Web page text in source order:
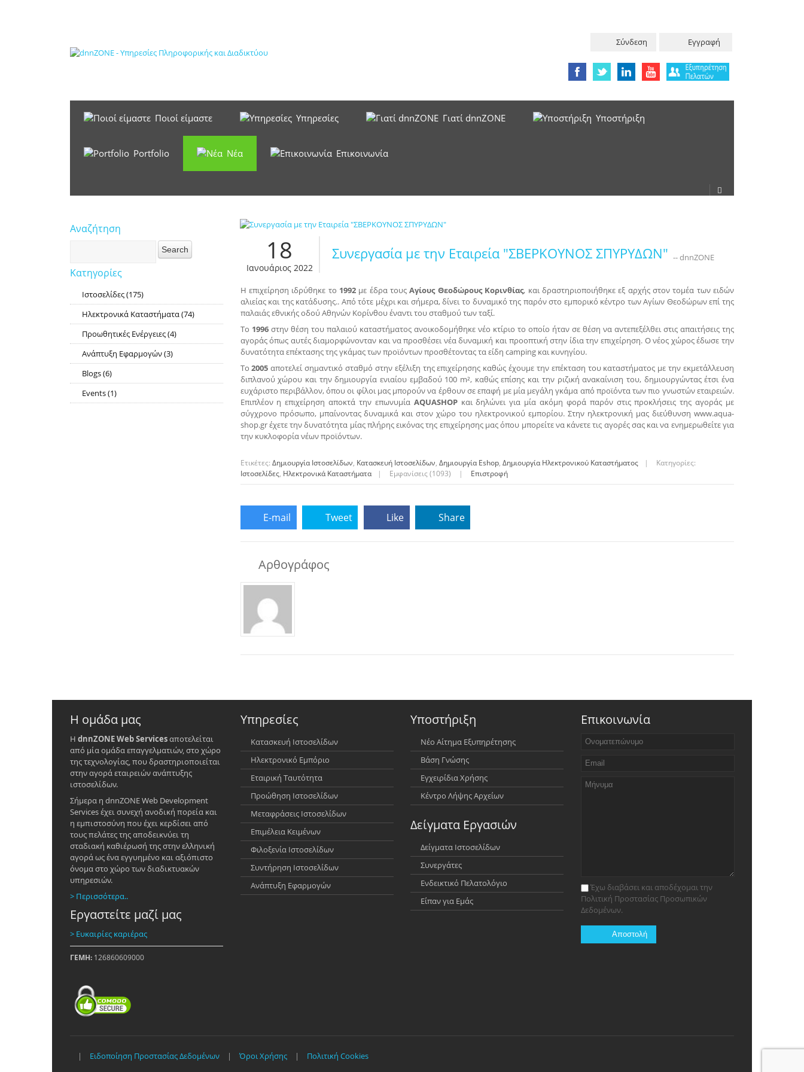
Σύνδεση Εγγραφή
Ποιοί είμαστε Υπηρεσίες Γιατί dnnZONE Υπoστήριξη
Portfolio Νέα Επικοινωνία
Αναζήτηση
Κατηγορίες
Ιστοσελίδες(175)
RSS
Ηλεκτρονικά Καταστήματα(74)
RSS
Προωθητικές Ενέργειες(4)
RSS
Ανάπτυξη Εφαρμογών(3)
Blogs(6)
Events(1)
18
Ιανουάριος 2022
Συνεργασία με την Εταιρεία "ΣΒΕΡΚΟΥΝΟΣ ΣΠΥΡΥΔΩΝ" -- dnnZONE
Η επιχείρηση ιδρύθηκε το 1992 με έδρα τουςΑγίους Θεοδώρους Κορινθίας, και δραστηριοποιήθηκε εξ αρχής στον τομέα των ειδών
αλιείας και της κατάδυσης.. Από τότε μέχρι και σήμερα, δίνει το δυναμικό της παρόν στο εμπορικό κέντρο των Αγίων Θεοδώρων επί της
παλαιάς εθνικής οδού Αθηνών Κορίνθου έναντι του σταθμού των ταξί.
Το 1996 στην θέση του παλαιού καταστήματος ανοικοδομήθηκε νέο κτίριο το οποίο ήταν σε θέση να αντεπεξέλθει στις απαιτήσεις της
αγοράς όπως αυτές διαμορφώνονταν και να προσθέσει νέα δυναμική και προοπτική στην ίδια την επιχείρηση. Ο νέος χώρος έδωσε την
δυνατότητα επέκτασης της γκάμας των προϊόντων προσθέτοντας τα είδη camping και κυνηγίου.
Το2005αποτελεί σημαντικό σταθμό στην εξέλιξη της επιχείρησης καθώς έχουμε την επέκταση του καταστήματος με την εκμετάλλευση
διπλανού χώρου και την δημιουργία ενιαίου εμβαδού 100 m², καθώς επίσης και την ριζική ανακαίνιση του, δημιουργώντας έτσι ένα
ευχάριστο περιβάλλον, όπου οι φίλοι μας μπορούν να έρθουν σε επαφή με μία μεγάλη γκάμα από προϊόντα των πιο γνωστών εταιρειών.
Επιπλέον η επιχείρηση αποκτά την επωνυμία AQUASHOP και δηλώνει για μία ακόμη φορά παρόν στις προκλήσεις της αγοράς με
σύγχρονο πρόσωπο, μπαίνοντας δυναμικά και στον χώρο του ηλεκτρονικού εμπορίου. Στην ηλεκτρονική μας διεύθυνση www.aqua-
shop.gr έχετε την δυνατότητα μίας πλήρης εικόνας της επιχείρησης μας όπου μπορείτε να κάνετε τις αγορές σας και να ενημερωθείτε για
την κυκλοφορία νέων προϊόντων.
Ετικέτες: Δημιουργία Ιστοσελίδων, Κατασκευή Ιστοσελίδων, Δημιουργία Eshop, Δημιουργία Ηλεκτρονικού Καταστήματος |
Κατηγορίες:
Ιστοσελίδες, Ηλεκτρονικά Καταστήματα | Εμφανίσεις (1093) | Επιστροφή
E-mail Tweet Like Share
Αρθογράφος
Η ομάδα μας
Η dnnZONE Web Servicesαποτελείται
από μία ομάδα επαγγελματιών, στο χώρο
της τεχνολογίας, που δραστηριοποιείται
στην αγορά εταιρειών ανάπτυξης
ιστοσελίδων.
Σήμερα η dnnZONE Web Development
Services έχει συνεχή ανοδική πορεία και
η εμπιστοσύνη που έχει κερδίσει από
τους πελάτες της αποδεικνύει τη
σταδιακή καθιέρωσή της στην ελληνική
αγορά ως ένα εγγυημένο και αξιόπιστο
όνομα στο χώρο των διαδικτυακών
υπηρεσιών.
> Περισσότερα..
Εργαστείτε μαζί μας
> Ευκαιρίες καριέρας
ΓΕΜΗ: 126860609000
Υπηρεσίες
Κατασκευή Ιστοσελίδων
Ηλεκτρονικό Εμπόριο
Εταιρική Ταυτότητα
Προώθηση Ιστοσελίδων
Μεταφράσεις Ιστοσελίδων
Επιμέλεια Κειμένων
Φιλοξενία Ιστοσελίδων
Συντήρηση Ιστοσελίδων
Ανάπτυξη Εφαρμογών
Υποστήριξη
Νέο Αίτημα Εξυπηρέτησης
Βάση Γνώσης
Εγχειρίδια Χρήσης
Κέντρο Λήψης Αρχείων
Δείγματα Εργασιών
Δείγματα Ιστοσελίδων
Συνεργάτες
Ενδεικτικό Πελατολόγιο
Είπαν για Εμάς
Επικοινωνία
Έχω διαβάσει και αποδέχομαι την
Πολιτική Προστασίας Προσωπικών
Δεδομένων.
| Ειδοποίηση Προστασίας Δεδομένων | Όροι Χρήσης | Πολιτική Cookies